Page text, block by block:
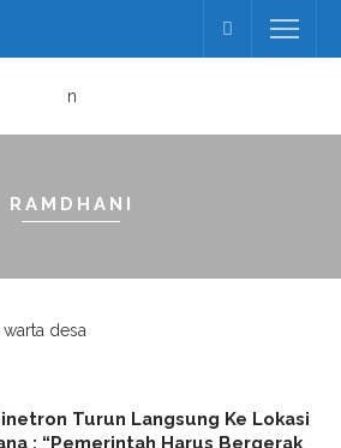
n
RAMDHANI
Turun Langsung Ke Lokasi
: “Pemerintah Harus Bergerak